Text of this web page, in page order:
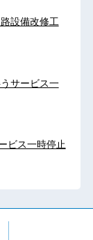
設備改修工
サービス一
ビス一時停止